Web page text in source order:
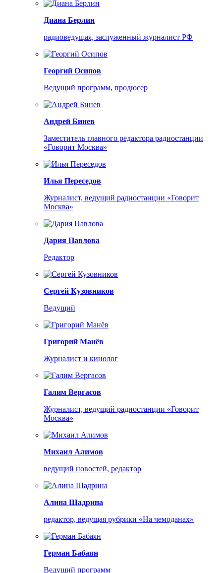
Диана Берлин
радиоведущая, заслуженный журналист РФ
Георгий Осипов
Ведущий программ, продюсер
Андрей Бинев
Заместитель главного редактора радиостанции
«Говорит Москва»
Илья Переседов
Журналист, ведущий радиостанции «Говорит
Москва»
Дария Павлова
Редактор
Сергей Кузовников
Ведущий
Григорий Манёв
Журналист и кинолог
Галим Вергасов
Журналист, ведущий радиостанции «Говорит
Москва»
Михаил Алимов
ведущий новостей, редактор
Алина Шадрина
редактор, ведущая рубрики «На чемоданах»
Герман Бабаян
Ведущий программ